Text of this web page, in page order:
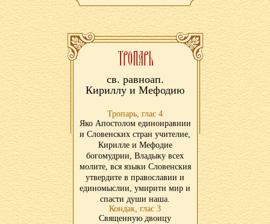
св. равноап.
Кириллу и Мефодию
Тропарь, глас 4
Яко Апостолом единонравнии
и Словенских стран учителие,
Кирилле и Мефодие
богомудрии, Владыку всех
молите, вся языки Словенския
утвердите в православии и
единомыслии, умирити мир и
спасти души наша.
Кондак, глас 3
Священную двоицу